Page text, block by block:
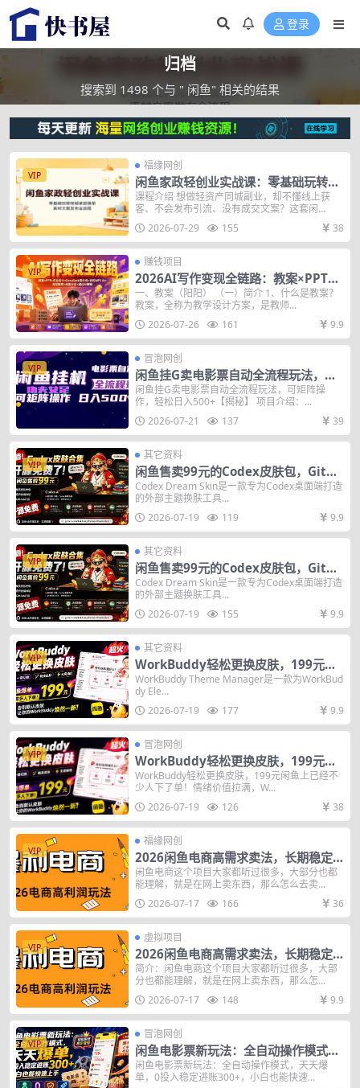
登录
归档
搜索到 1498 个与 " 闲鱼" 相关的结果
VIP
福缘网创
闲鱼家政轻创业实战课：零基础玩转同
城家政接单，素材文案发布全流程
课程介绍 想做轻资产同城副业，却不懂线上获
客、不会发布引流、没有成交文案？这套闲...
2026-07-29
155 38
VIP
赚钱项目
2026AI写作变现全链路：教案×PPT×
作业设计×DeepSeek提示词×豆包WPS
AI×淘宝接单×闲鱼开店×通过AI賺钱
一、教案（阳阳） （一）简介 1、什么是教案？
教案，全称为教学设计方案，是教师...
2026-07-26
161 9.9
VIP
冒泡网创
闲鱼挂G卖电影票自动全流程玩法，可
矩阵操作，轻松日入500+【揭秘】
闲鱼挂G卖电影票自动全流程玩法，可矩阵操
作，轻松日入500+【揭秘】 项目介绍：...
2026-07-21
137 39
VIP
其它资料
闲鱼售卖99元的Codex皮肤包，GitHu
b 免费开源了！让你的codex变成精美
界面 Codex Dream Skin
Codex Dream Skin是一款专为Codex桌面端打造
的外部主题换肤工具...
2026-07-19
119 9.9
VIP
其它资料
闲鱼售卖99元的Codex皮肤包，GitHu
b 免费开源了！让你的codex变成精美
界面 Codex Dream Skin
Codex Dream Skin是一款专为Codex桌面端打造
的外部主题换肤工具...
2026-07-19
155 9.9
VIP
其它资料
WorkBuddy轻松更换皮肤，199元闲
鱼上已经不少人下了单！情绪价值拉
满，WorkBuddy Theme Manager
WorkBuddy Theme Manager是一款为WorkBud
dy Ele...
2026-07-19
177 9.9
VIP
冒泡网创
WorkBuddy轻松更换皮肤，199元闲
鱼上已经不少人下了单！情绪价值拉
满，WorkBuddy Theme Manager
WorkBuddy轻松更换皮肤，199元闲鱼上已经不
少人下了单！情绪价值拉满，W...
2026-07-19
126 38
VIP
福缘网创
2026闲鱼电商高需求卖法，长期稳定
可做，一单利润300
闲鱼电商这个项目大家都听过很多，大部分也都
能理解，就是在网上卖东西，那么怎么去卖...
2026-07-17
166 36
VIP
虚拟项目
2026闲鱼电商高需求卖法，长期稳定
可做，一单利润300
简介：闲鱼电商这个项目大家都听过很多，大部
分也都能理解，就是在网上卖东西，那么怎...
2026-07-17
148 9.9
VIP
冒泡网创
闲鱼电影票新玩法：全自动操作模式，
天天爆单，0投入稳定进账300+，小白
也能快速上手【揭秘】
闲鱼电影票新玩法：全自动操作模式，天天爆
单，0投入稳定进账300+，小白也能快速...